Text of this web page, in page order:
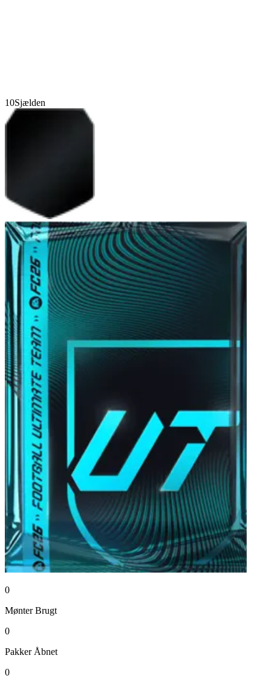
10Sjælden
0
Mønter Brugt
0
Pakker Åbnet
0